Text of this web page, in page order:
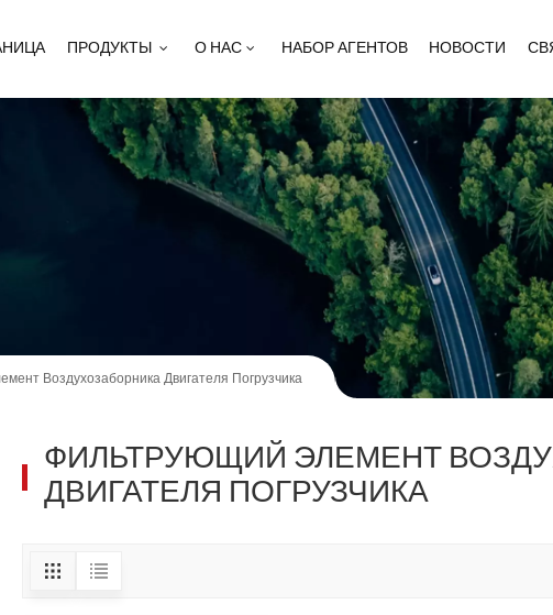
ПРОДУКТЫ О НАС НАБОР АГЕНТОВ НОВОСТИ
Воздухозаборника Двигателя Погрузчика
ФИЛЬТРУЮЩИЙ ЭЛЕМЕНТ
ДВИГАТЕЛЯ ПОГРУЗЧИКА